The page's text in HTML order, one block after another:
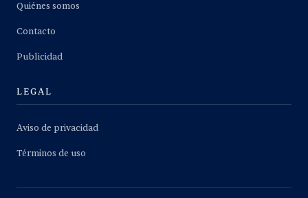
Quiénes somos
Contacto
Publicidad
LEGAL
Aviso de privacidad
Términos de uso